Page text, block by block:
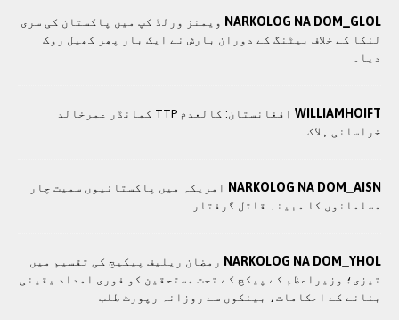
NARKOLOG NA DOM_GLOL ویمنز ورلڈ کپ میں پاکستان کی سری
لنکا کے خلاف بیٹنگ کے دوران بارش نے ایک بار پھر کھیل روک
دیا۔
WILLIAMHOIFT
افغانستان: کالعدم TTP کمانڈر عمرخالد
خراسانی ہلاک
NARKOLOG NA DOM_AISN امریکہ میں پاکستانیوں سمیت چار
مسلمانوں کا مبینہ قاتل گرفتار
NARKOLOG NA DOM_YHOL رمضان ریلیف پیکیج کی تقسیم میں
تیزی؛ وزیراعظم کے پیکج کے تحت مستحقین کو فوری امداد یقینی
بنانے کے احکامات، بینکوں سے روزانہ رپورٹ طلب